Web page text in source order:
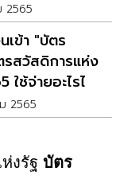
2565
เข้า "บัตร
สวัสดิการแห่ง
ช้จ่ายอะไรได้
2565
งรัฐ บัตร